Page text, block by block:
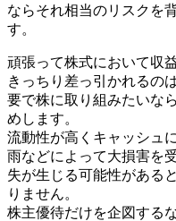
ならそれ相当のリスクを
す。
頑張って株式において収
きっちり差っ引かれるの
要で株に取り組みたいな
めします。
流動性が高くキャッシュ
雨などによって大損害を
失が生じる可能性がある
りません。
株主優待だけを企図する